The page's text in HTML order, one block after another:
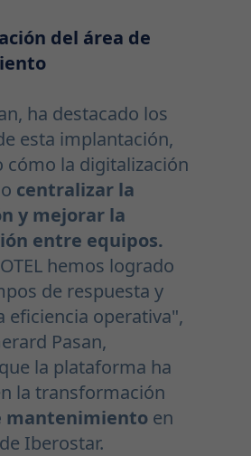
del área de
ha destacado los
esta implantación,
cómo la digitalización
centralizar la
y mejorar la
entre equipos.
hemos logrado
de respuesta y
eficiencia operativa",
Pasan,
la plataforma ha
la transformación
mantenimiento en
Iberostar.